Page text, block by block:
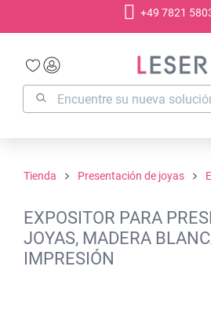
+49 7821
Tienda Presentación de joyas
EXPOSITOR PARA
JOYAS, MADERA
IMPRESIÓN